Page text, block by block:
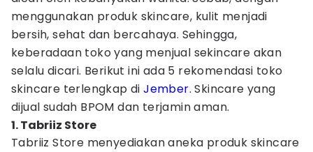
menggunakan produk skincare, kulit menjadi
bersih, sehat dan bercahaya. Sehingga,
keberadaan toko yang menjual sekincare akan
selalu dicari. Berikut ini ada 5 rekomendasi toko
skincare terlengkap diJember. Skincare yang
dijual sudah BPOM dan terjamin aman.
1. Tabriiz Store
Tabriiz Store menyediakan aneka produk skincare